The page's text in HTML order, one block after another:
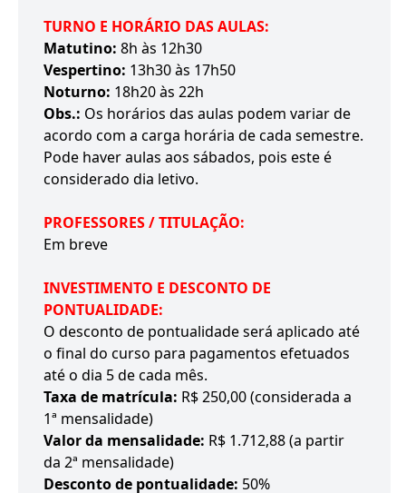
TURNO E HORÁRIO DAS AULAS:
Matutino: 8h às 12h30
Vespertino: 13h30 às 17h50
Noturno: 18h20 às 22h
Obs.: Os horários das aulas podem variar de
acordo com a carga horária de cada semestre.
Pode haver aulas aos sábados, pois este é
considerado dia letivo.
PROFESSORES / TITULAÇÃO:
Em breve
INVESTIMENTO E DESCONTO DE
PONTUALIDADE:
O desconto de pontualidade será aplicado até
o final do curso para pagamentos efetuados
até o dia 5 de cada mês.
Taxa de matrícula: R$ 250,00 (considerada a
1ª mensalidade)
Valor da mensalidade: R$ 1.712,88 (a partir
da 2ª mensalidade)
Desconto de pontualidade: 50%